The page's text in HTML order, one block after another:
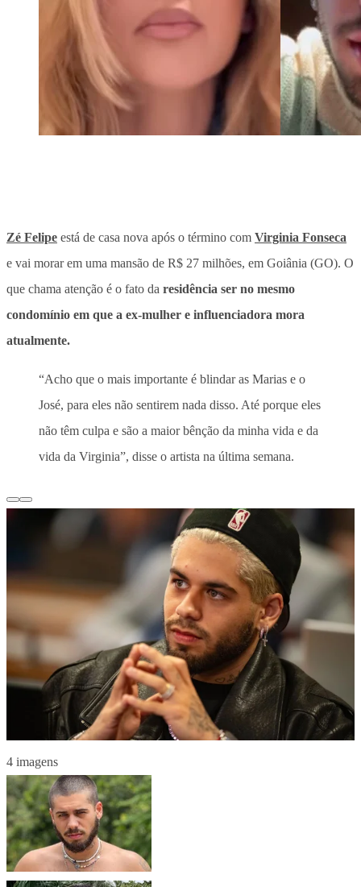
Zé Felipe está de casa nova após o término com Virginia Fonseca
e vai morar em uma mansão de R$ 27 milhões, em Goiânia (GO). O
que chama atenção é o fato da residência ser no mesmo
condomínio em que a ex-mulher e influenciadora mora
atualmente.
“Acho que o mais importante é blindar as Marias e o
José, para eles não sentirem nada disso. Até porque eles
não têm culpa e são a maior bênção da minha vida e da
vida da Virginia”, disse o artista na última semana.
4 imagens